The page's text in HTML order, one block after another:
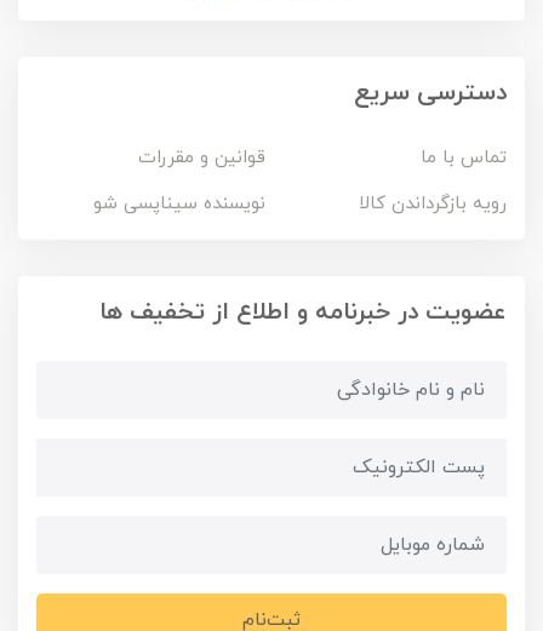
دسترسی سریع
تماس با ما
قوانین و مقررات
رویه بازگرداندن کالا
نویسنده سیناپسی شو
عضویت در خبرنامه و اطلاع از تخفیف ها
ثبت‌نام